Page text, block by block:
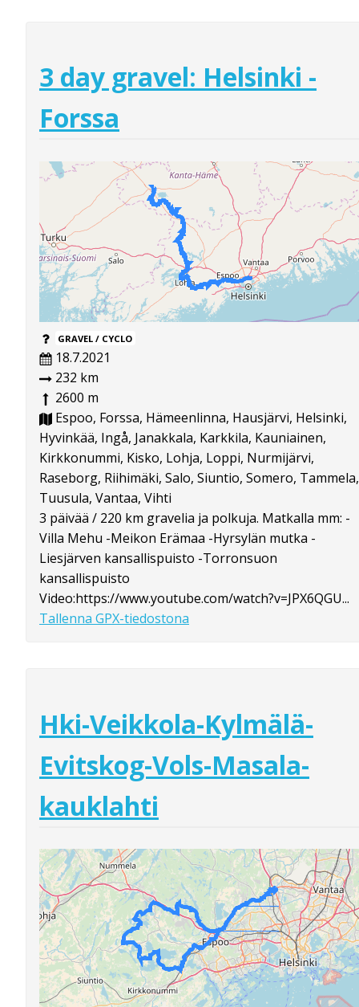
3 day gravel: Helsinki -
Forssa
GRAVEL / CYCLO
18.7.2021
232 km
2600 m
Espoo, Forssa, Hämeenlinna, Hausjärvi, Helsinki,
Hyvinkää, Ingå, Janakkala, Karkkila, Kauniainen,
Kirkkonummi, Kisko, Lohja, Loppi, Nurmijärvi,
Raseborg, Riihimäki, Salo, Siuntio, Somero, Tammela,
Tuusula, Vantaa, Vihti
3 päivää / 220 km gravelia ja polkuja. Matkalla mm: -
Villa Mehu -Meikon Erämaa -Hyrsylän mutka -
Liesjärven kansallispuisto -Torronsuon
kansallispuisto
Video:https://www.youtube.com/watch?v=JPX6QGU...
Tallenna GPX-tiedostona
Hki-Veikkola-Kylmälä-
Evitskog-Vols-Masala-
kauklahti